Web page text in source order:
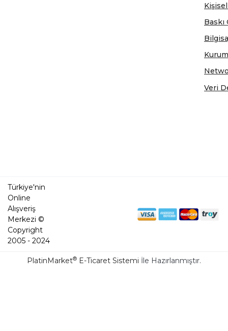
Veri
Türkiye'nin
Online
Alışveriş
Merkezi ©
Copyright
2005 - 2024
PlatinMarket® E-Ticaret Sistemi İle Hazırlanmıştır.